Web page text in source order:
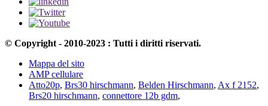
© Copyright - 2010-2023 : Tutti i diritti riservati.
Mappa del sito
AMP cellulare
Atto20p, Brs30 hirschmann, Belden Hirschmann, Ax f 2152,
Brs20 hirschmann, connettore 12b gdm,